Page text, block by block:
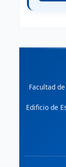
Facultad
Edificio de